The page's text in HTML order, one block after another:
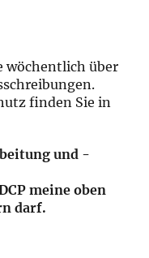
wöchentlich über
finden Sie in
und -
meine oben
darf.